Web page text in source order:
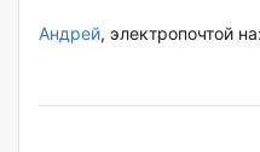
Андрей, электропочтой